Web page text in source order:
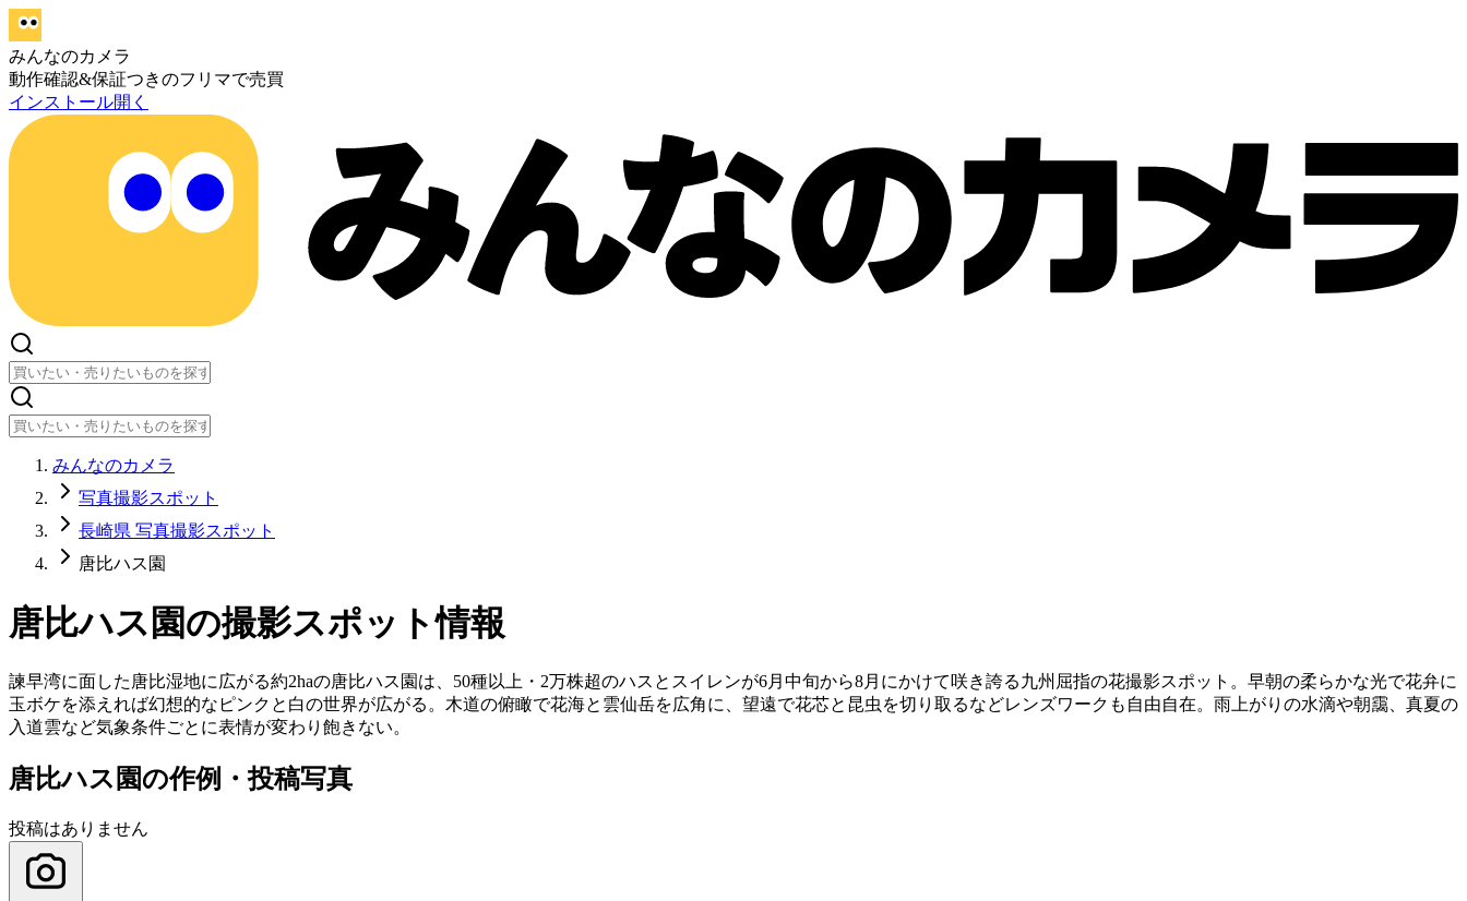
みんなのカメラ
動作確認&保証つきのフリマで売買
インストール開く
みんなのカメラ
写真撮影スポット
長崎県 写真撮影スポット
唐比ハス園
唐比ハス園の撮影スポット情報
諫早湾に面した唐比湿地に広がる約2haの唐比ハス園は、50種以上・2万株超のハスとスイレンが6月中旬から8月にかけて咲き誇る九州屈指の花撮影スポット。早朝の柔らかな光で花弁に
玉ボケを添えれば幻想的なピンクと白の世界が広がる。木道の俯瞰で花海と雲仙岳を広角に、望遠で花芯と昆虫を切り取るなどレンズワークも自由自在。雨上がりの水滴や朝靄、真夏の
入道雲など気象条件ごとに表情が変わり飽きない。
唐比ハス園の作例・投稿写真
投稿はありません